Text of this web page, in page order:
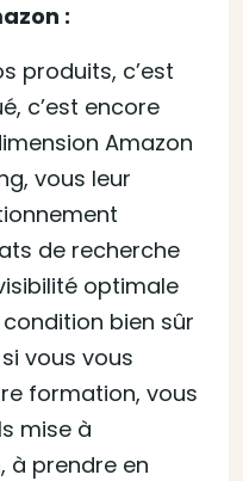
:
produits, c’est
c’est encore
Amazon
vous leur
de recherche
optimale
bien sûr
vous vous
formation, vous
mise à
à prendre en